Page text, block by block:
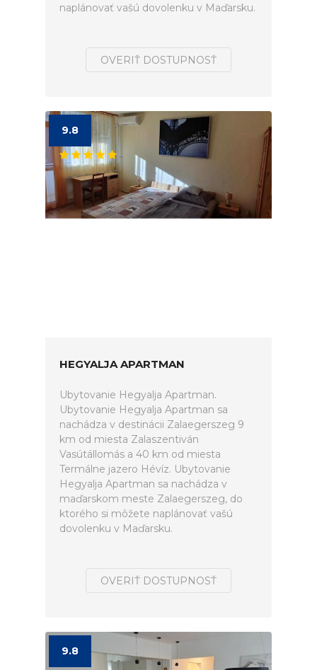
naplánovať vašú dovolenku v Maďarsku.
OVERIŤ DOSTUPNOSŤ
9.8
HEGYALJA APARTMAN
Ubytovanie Hegyalja Apartman.
Ubytovanie Hegyalja Apartman sa
nachádza v destinácii Zalaegerszeg 9
km od miesta Zalaszentiván
Vasútállomás a 40 km od miesta
Termálne jazero Hévíz. Ubytovanie
Hegyalja Apartman sa nachádza v
maďarskom meste Zalaegerszeg, do
ktorého si môžete naplánovať vašú
dovolenku v Maďarsku.
OVERIŤ DOSTUPNOSŤ
9.8